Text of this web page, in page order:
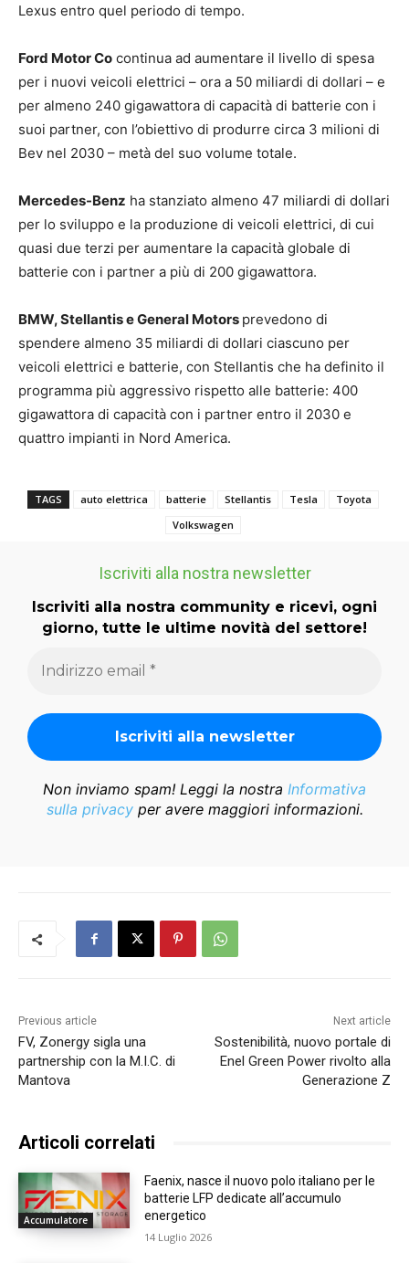
Lexus entro quel periodo di tempo.
Ford Motor Co continua ad aumentare il livello di spesa
per i nuovi veicoli elettrici – ora a 50 miliardi di dollari – e
per almeno 240 gigawattora di capacità di batterie con i
suoi partner, con l’obiettivo di produrre circa 3 milioni di
Bev nel 2030 – metà del suo volume totale.
Mercedes-Benz ha stanziato almeno 47 miliardi di dollari
per lo sviluppo e la produzione di veicoli elettrici, di cui
quasi due terzi per aumentare la capacità globale di
batterie con i partner a più di 200 gigawattora.
BMW, Stellantis e General Motors prevedono di
spendere almeno 35 miliardi di dollari ciascuno per
veicoli elettrici e batterie, con Stellantis che ha definito il
programma più aggressivo rispetto alle batterie: 400
gigawattora di capacità con i partner entro il 2030 e
quattro impianti in Nord America.
TAGS auto elettrica batterie Stellantis Tesla
Toyota
Volkswagen
Iscriviti alla nostra newsletter
Iscriviti alla nostra community e ricevi, ogni
giorno, tutte le ultime novità del settore!
Non inviamo spam! Leggi la nostra Informativa
sulla privacyper avere maggiori informazioni.
Previous article
FV, Zonergy sigla una
partnership con la M.I.C. di
Mantova
Next article
Sostenibilità, nuovo portale di
Enel Green Power rivolto alla
Generazione Z
Articoli correlati
Accumulatore
Faenix, nasce il nuovo polo italiano per le
batterie LFP dedicate all’accumulo
energetico
14 Luglio 2026